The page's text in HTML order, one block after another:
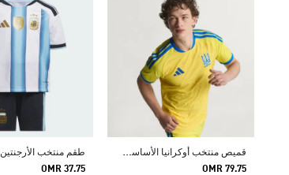
ق
ميص منتخب أوكرانيا الأساسي الأصلي لعام 2026
OMR 79.75
OMR 37.75